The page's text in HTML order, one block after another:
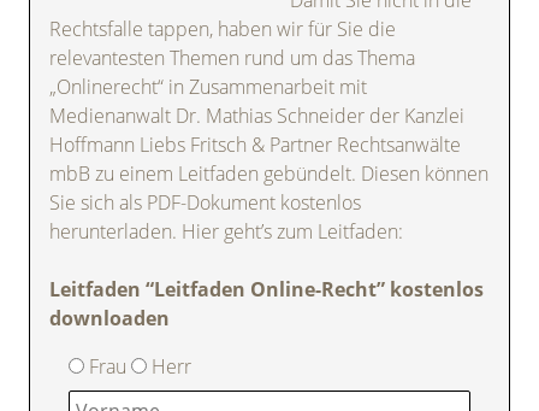
Rechtsfalle tappen, haben wir für Sie die
relevantesten Themen rund um das Thema
„Onlinerecht“ in Zusammenarbeit mit
Medienanwalt Dr. Mathias Schneider der Kanzlei
Hoffmann Liebs Fritsch & Partner Rechtsanwälte
mbB zu einem Leitfaden gebündelt. Diesen können
Sie sich als PDF-Dokument kostenlos
herunterladen. Hier geht’s zum Leitfaden:
Leitfaden “Leitfaden Online-Recht” kostenlos
downloaden
Frau
Herr